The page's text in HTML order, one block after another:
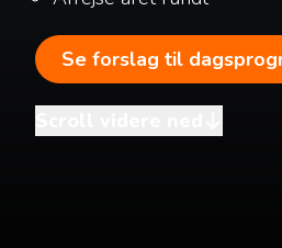
Se forslag til